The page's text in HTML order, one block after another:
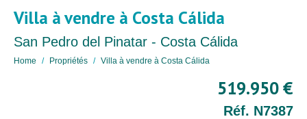
Villa à vendre à Costa Cálida
San Pedro del Pinatar - Costa Cálida
Home Propriétés Villa à vendre à Costa Cálida
519.950 €
Réf. N7387